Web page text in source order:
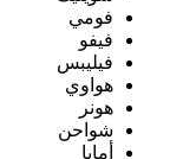
فومي
فيفو
فيليبس
هواوي
هونر
شواحن
أمايا